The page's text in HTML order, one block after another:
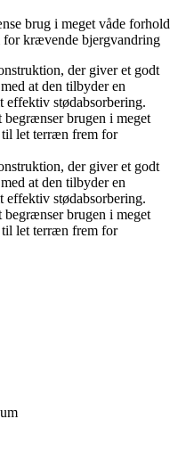
brug i meget våde forhold
krævende bjergvandring
der giver et godt
at den tilbyder en
effektiv stødabsorbering.
brugen i meget
let terræn frem for
der giver et godt
at den tilbyder en
effektiv stødabsorbering.
brugen i meget
let terræn frem for